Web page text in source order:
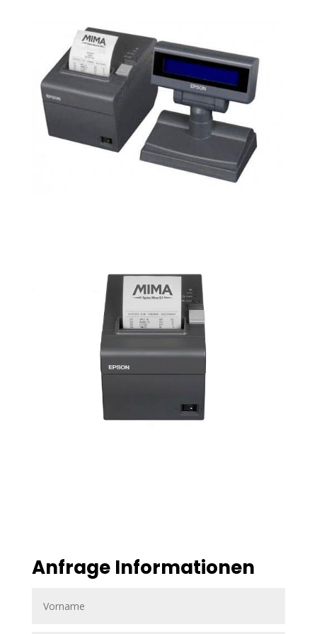
Anfrage Informationen